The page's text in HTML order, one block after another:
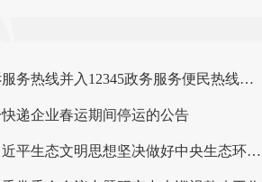
关于阿里地区邮政业申诉服务热线并入12345政务服务便民热线的公告
递企业春运期间停运的公告
王君正：深入学习贯彻习近平生态文明思想坚决做好中央生态环境保护督察整改工作扎实推进我区生态文明建设